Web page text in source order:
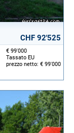
CHF 92'525
€ 99'000
Tassato EU
prezzo netto: € 99'000